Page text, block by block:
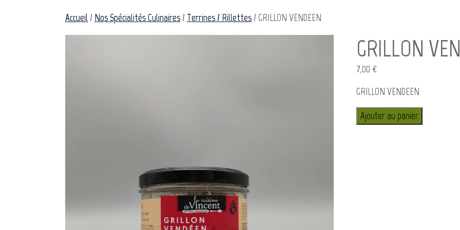
Accueil / Nos Spécialités Culinaires / Terrines / Rillettes / GRILLON VENDEEN
GRILLON
7,00 €
GRILLON VENDEEN
Ajouter au panier